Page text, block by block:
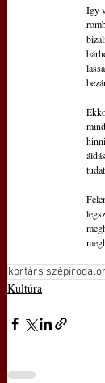
Így
kortárs
Kultúra